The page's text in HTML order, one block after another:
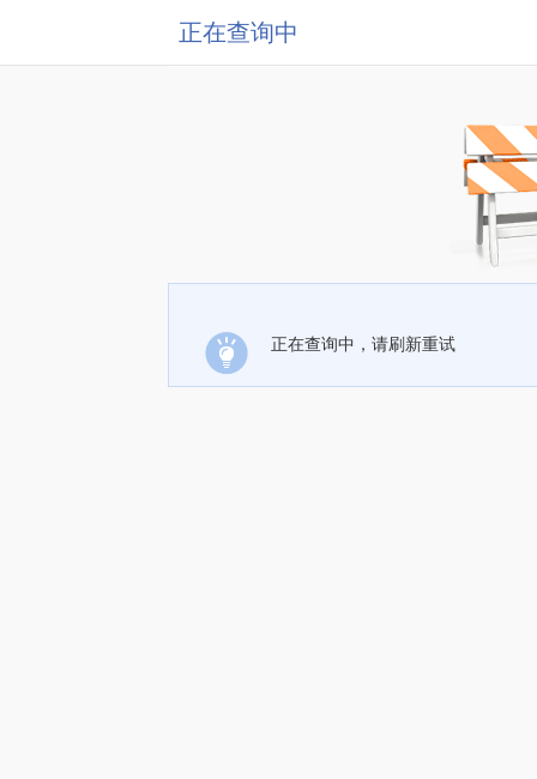
正在查询中
正在查询中，请刷新重试